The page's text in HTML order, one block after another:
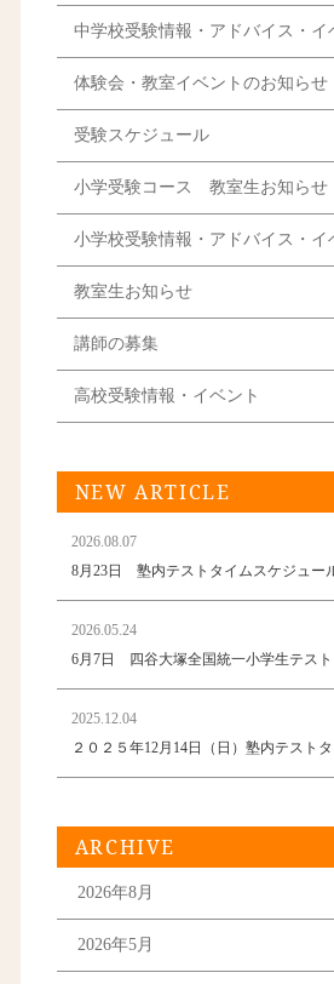
中学校受験情報・アドバイス・イ
体験会・教室イベントのお知らせ
受験スケジュール
小学受験コース 教室生お知らせ
小学校受験情報・アドバイス・イ
教室生お知らせ
講師の募集
高校受験情報・イベント
NEW ARTICLE
2026.08.07
8月23日 塾内テストタイムスケジュー
2026.05.24
6月7日 四谷大塚全国統一小学生テス
2025.12.04
２０２５年12月14日（日）塾内テスト
ARCHIVE
2026年8月
2026年5月